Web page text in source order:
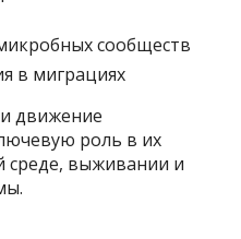
сообществ
в миграциях
движение
роль в их
выживании и